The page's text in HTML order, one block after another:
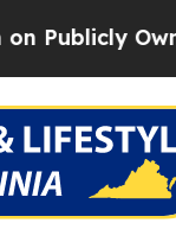
oilFive